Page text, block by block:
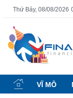
Thứ Bảy, 08/08/2026
VĨ MÔ
Tất cả Tính
Tính
năng
(-)